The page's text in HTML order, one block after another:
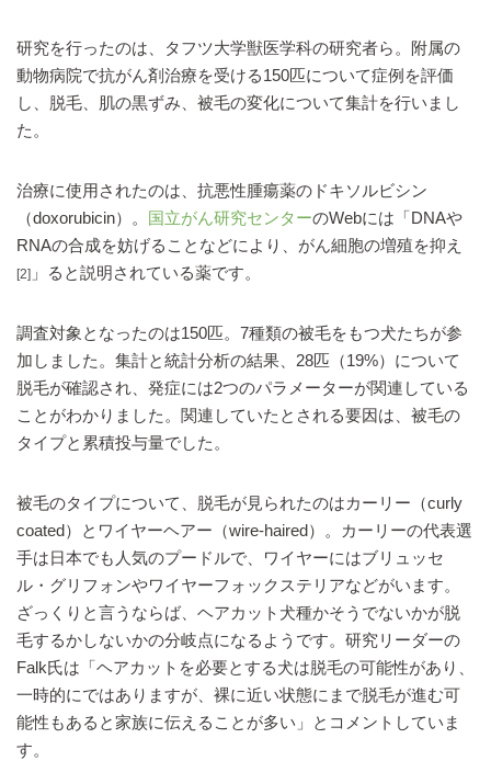
研究を行ったのは、タフツ大学獣医学科の研究者ら。附属の
動物病院で抗がん剤治療を受ける150匹について症例を評価
し、脱毛、肌の黒ずみ、被毛の変化について集計を行いまし
た。
治療に使用されたのは、抗悪性腫瘍薬のドキソルビシン
（doxorubicin）。 国立がん研究センターのWebには「DNAや
RNAの合成を妨げることなどにより、がん細胞の増殖を抑え
[2] 」ると説明されている薬です。
調査対象となったのは150匹。7種類の被毛をもつ犬たちが参
加しました。集計と統計分析の結果、28匹（19%）について
脱毛が確認され、発症には2つのパラメーターが関連している
ことがわかりました。関連していたとされる要因は、被毛の
タイプと累積投与量でした。
被毛のタイプについて、脱毛が見られたのはカーリー（curly
coated）とワイヤーヘアー（wire-haired）。カーリーの代表選
手は日本でも人気のプードルで、ワイヤーにはブリュッセ
ル・グリフォンやワイヤーフォックステリアなどがいます。
ざっくりと言うならば、ヘアカット犬種かそうでないかが脱
毛するかしないかの分岐点になるようです。研究リーダーの
Falk氏は「ヘアカットを必要とする犬は脱毛の可能性があり、
一時的にではありますが、裸に近い状態にまで脱毛が進む可
能性もあると家族に伝えることが多い」とコメントしていま
す。